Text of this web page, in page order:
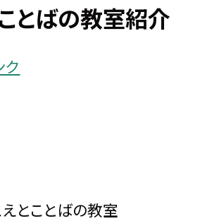
とばの教室紹介
ク
とことばの教室